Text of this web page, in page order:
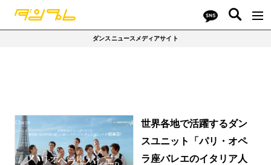
ダンスニュースメディアサイト
世界各地で活躍するダン
スユニット「パリ・オペ
ラ座バレエのイタリア人